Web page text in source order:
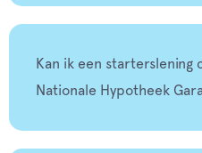
Kan ik een starterslening
Nationale Hypotheek